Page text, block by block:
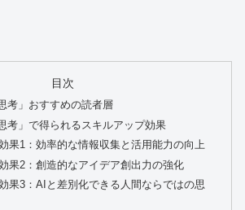
目次
考」おすすめの読者層
考」で得られるスキルアップ効果
果1：効率的な情報収集と活用能力の向上
果2：創造的なアイデア創出力の強化
果3：AIと差別化できる人間ならではの思